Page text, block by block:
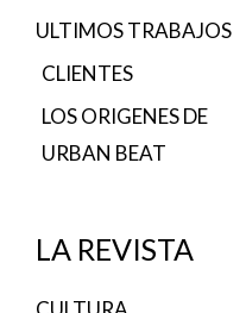
ULTIMOS TRABAJOS
CLIENTES
LOS ORIGENES DE
URBAN BEAT
LA REVISTA